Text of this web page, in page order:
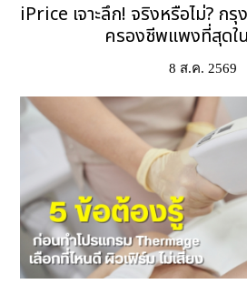
iPrice เจาะลึก! จริงหรือไม่? ก
ครองชีพแพงที่สุดใ
8 ส.ค. 2569